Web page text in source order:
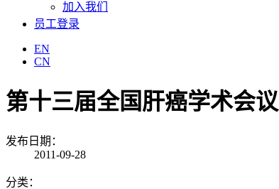
加入我们
员工登录
EN
CN
第十三届全国肝癌学术会议
发布日期：
2011-09-28
分类：